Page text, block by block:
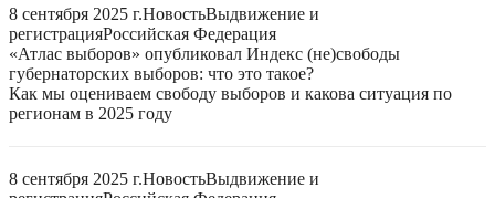
8 сентября 2025 г.НовостьВыдвижение и
регистрацияРоссийская Федерация
«Атлас выборов» опубликовал Индекс (не)свободы
губернаторских выборов: что это такое?
Как мы оцениваем свободу выборов и какова ситуация по
регионам в 2025 году
8 сентября 2025 г.НовостьВыдвижение и